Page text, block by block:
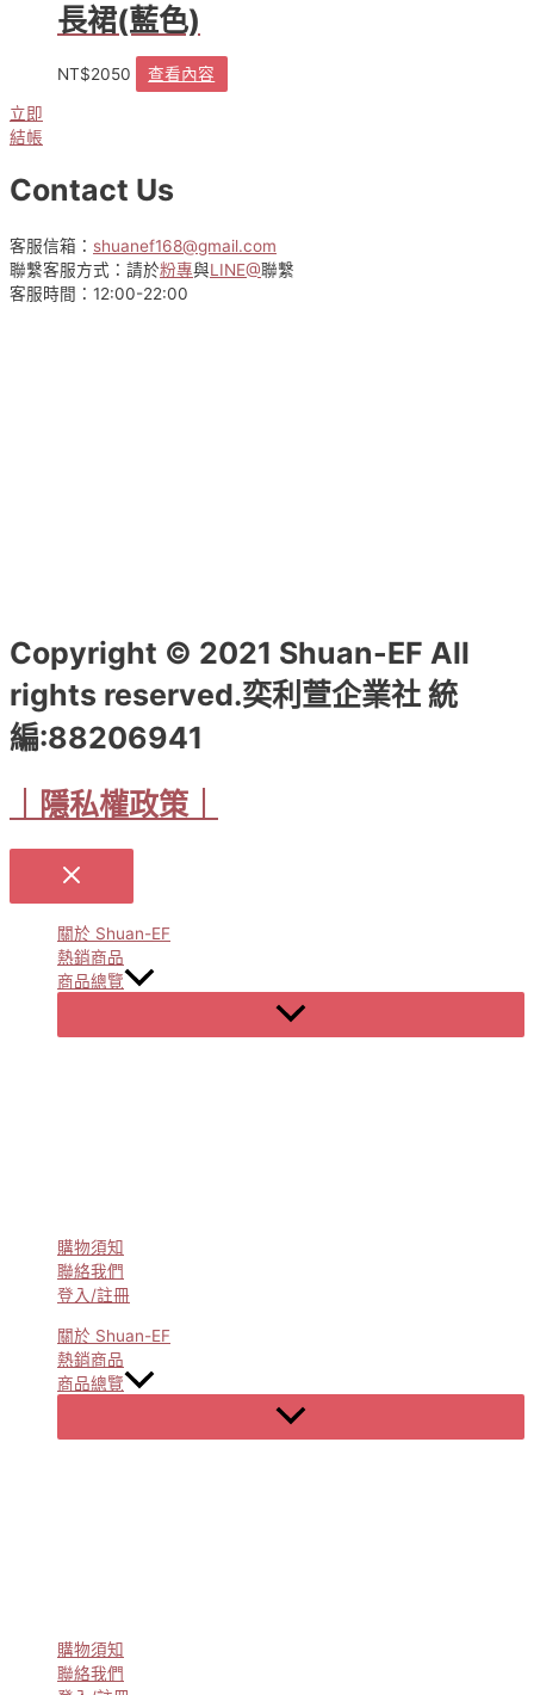
長裙(藍色)
NT$2050 查看內容
立即
結帳
Contact Us
客服信箱： shuanef168@gmail.com
聯繫客服方式：請於粉專與LINE@聯繫
客服時間：12:00-22:00
Copyright © 2021 Shuan-EF All
rights reserved.奕利萱企業社 統
編:88206941
｜隱私權政策｜
關於 Shuan-EF
熱銷商品
商品總覽
Menu
Toggle
購物須知
聯絡我們
登入/註冊
關於 Shuan-EF
熱銷商品
商品總覽
Menu
Toggle
購物須知
聯絡我們